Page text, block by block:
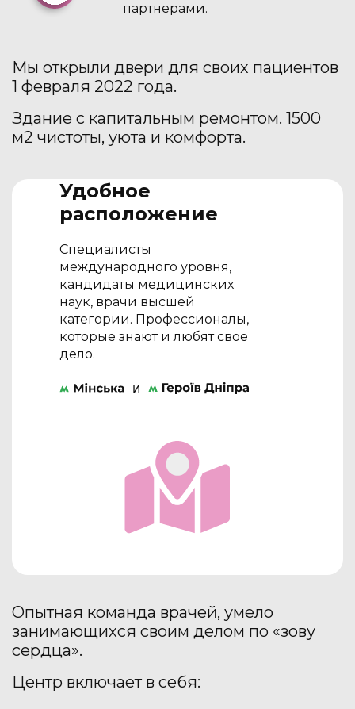
партнерами.
Мы открыли двери для своих пациентов
1 февраля 2022 года.
Здание с капитальным ремонтом. 1500
м2 чистоты, уюта и комфорта.
Удобное
расположение
Специалисты
международного уровня,
кандидаты медицинских
наук, врачи высшей
категории. Профессионалы,
которые знают и любят свое
дело.
и
Опытная команда врачей, умело
занимающихся своим делом по «зову
сердца».
Центр включает в себя: